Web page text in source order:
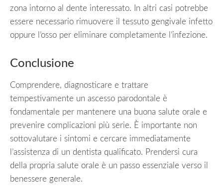
zona intorno al dente interessato. In altri casi potrebbe
essere necessario rimuovere il tessuto gengivale infetto
oppure l’osso per eliminare completamente l’infezione.
Conclusione
Comprendere, diagnosticare e trattare
tempestivamente un ascesso parodontale è
fondamentale per mantenere una buona salute orale e
prevenire complicazioni più serie. È importante non
sottovalutare i sintomi e cercare immediatamente
l’assistenza di un dentista qualificato. Prendersi cura
della propria salute orale è un passo essenziale verso il
benessere generale.